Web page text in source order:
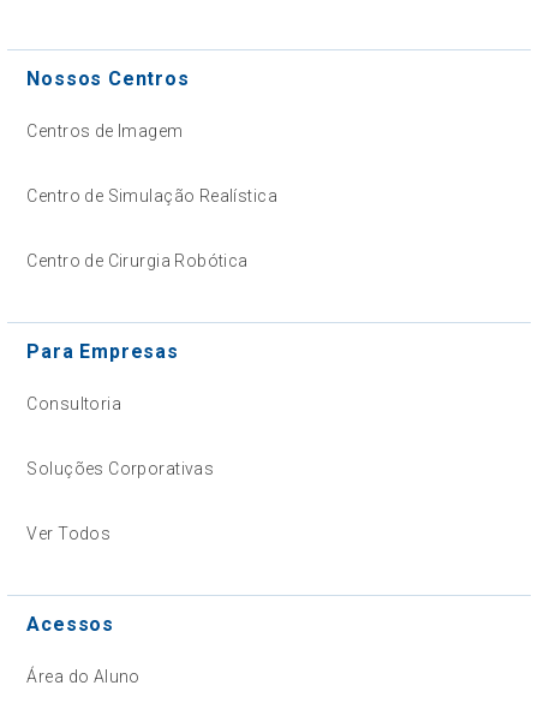
Nossos Centros
Centros de Imagem
Centro de Simulação Realística
Centro de Cirurgia Robótica
Para Empresas
Consultoria
Soluções Corporativas
Ver Todos
Acessos
Área do Aluno